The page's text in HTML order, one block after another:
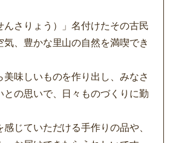
んさりょう）」名付けたその古民
、豊かな里山の自然を満喫でき
美味しいものを作り出し、みなさ
との思いで、日々ものづくりに勤
じていただける手作りの品や、